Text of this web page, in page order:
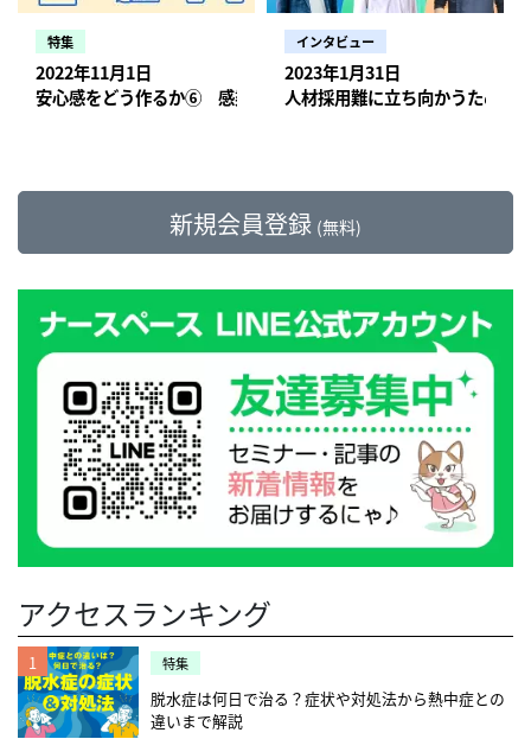
特集
2022年11月1日
安心感をどう作るか⑥ 感染予防対策とコストのバランスをどう
インタビュー
2023年1月31日
人材採用難に立ち向かうために
新規会員登録 (無料)
アクセスランキング
1 特集
脱水症は何日で治る？症状や対処法から熱中症との
違いまで解説